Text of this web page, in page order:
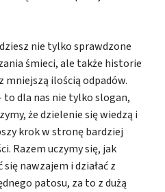
nie tylko sprawdzone
śmieci, ale także historie
mniejszą ilością odpadów.
to dla nas nie tylko slogan,
że dzielenie się wiedzą i
krok w stronę bardziej
Razem uczymy się, jak
nawzajem i działać z
patosu, za to z dużą